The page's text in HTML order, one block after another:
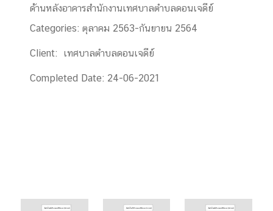
ด้านหลังอาคารสำนักงานเทศบาลตำบลดอนเจดีย์
Categories: ตุลาคม 2563-กันยายน 2564
Client: เทศบาลตำบลดอนเจดีย์
Completed Date: 24-06-2021